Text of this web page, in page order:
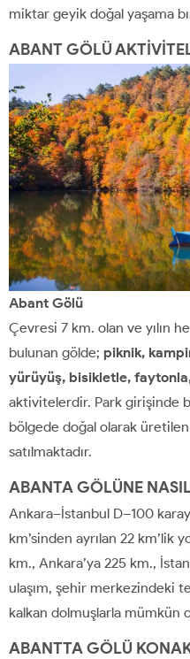
miktar geyik doğal yaşama
ABANT GÖLÜ
Abant Gölü
Çevresi 7 km. olan ve yılın
bulunan gölde; piknik,
yürüyüş, bisikletle,
aktivitelerdir. Park girişinde
bölgede doğal olarak
satılmaktadır.
ABANTA GÖLÜNE
Ankara–İstanbul D–100
km’sinden ayrılan 22 km’lik
km., Ankara’ya 225 km.,
ulaşım, şehir merkezindeki
kalkan dolmuşlarla mümkün
ABANTTA GÖLÜ